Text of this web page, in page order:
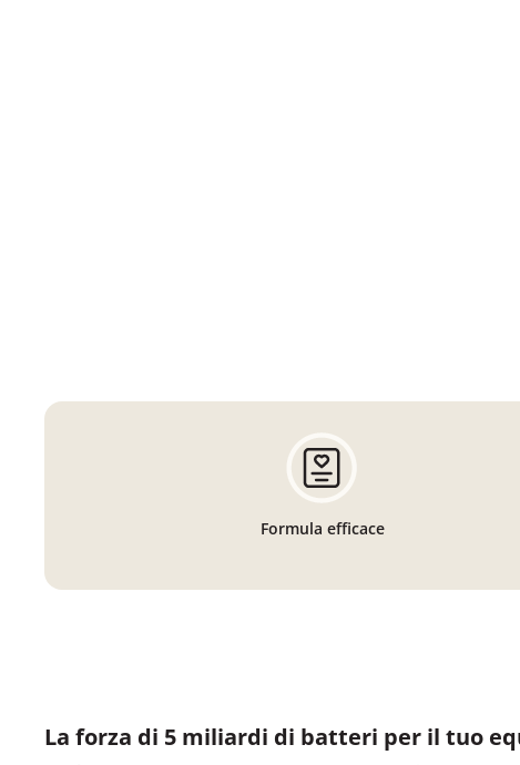
Formula efficace
La forza di 5 miliardi di batteri per il tuo